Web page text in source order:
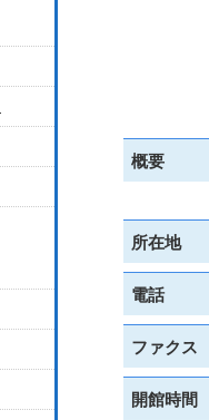
概要
所在地
電話
ファクス
開館時間